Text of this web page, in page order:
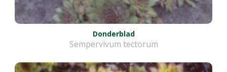
Donderblad
Sempervivum tectorum